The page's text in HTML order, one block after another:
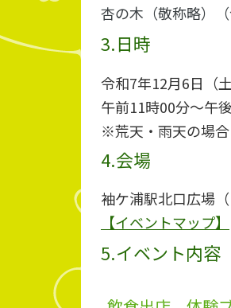
杏の木（敬称略）
3.日時
令和7年12月6日（土
午前11時00分～午
※荒天・雨天の場合
4.会場
袖ケ浦駅北口広場
【イベントマップ】
5.イベント内容